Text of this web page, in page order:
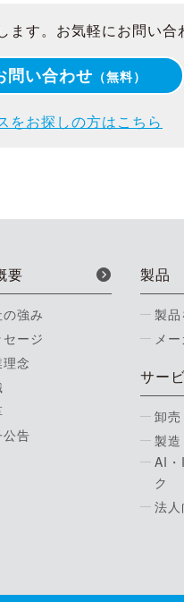
す。お気軽にお問い合
問い合わせ （無料）
をお探しの方はこちら
要
の強み
セージ
念
公告
製品
製
メ
サー
卸
製
AI
ク
法